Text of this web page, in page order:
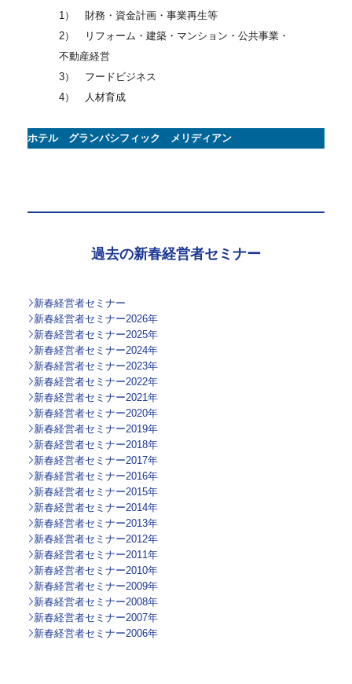
1） 財務・資金計画・事業再生等
2） リフォーム・建築・マンション・公共事業・
不動産経営
3） フードビジネス
4） 人材育成
ホテル グランパシフィック メリディアン
過去の新春経営者セミナー
新春経営者セミナー
新春経営者セミナー2026年
新春経営者セミナー2025年
新春経営者セミナー2024年
新春経営者セミナー2023年
新春経営者セミナー2022年
新春経営者セミナー2021年
新春経営者セミナー2020年
新春経営者セミナー2019年
新春経営者セミナー2018年
新春経営者セミナー2017年
新春経営者セミナー2016年
新春経営者セミナー2015年
新春経営者セミナー2014年
新春経営者セミナー2013年
新春経営者セミナー2012年
新春経営者セミナー2011年
新春経営者セミナー2010年
新春経営者セミナー2009年
新春経営者セミナー2008年
新春経営者セミナー2007年
新春経営者セミナー2006年